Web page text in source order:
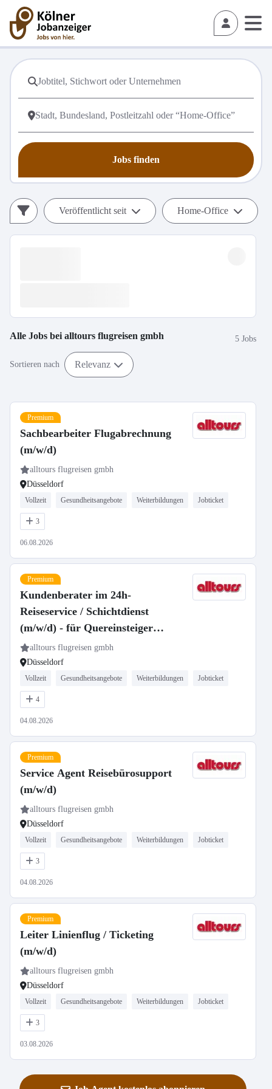
Jobs finden
Veröffentlicht seit Home-Office
Alle Jobs bei alltours flugreisen gmbh 5 Jobs
Sortieren nach Relevanz
Premium
Sachbearbeiter Flugabrechnung
(m/w/d)
alltours flugreisen gmbh
Düsseldorf
Vollzeit Gesundheitsangebote Weiterbildungen Jobticket
3
06.08.2026
Premium
Kundenberater im 24h-
Reiseservice / Schichtdienst
(m/w/d) - für Quereinsteiger
geeignet
alltours flugreisen gmbh
Düsseldorf
Vollzeit Gesundheitsangebote Weiterbildungen Jobticket
4
04.08.2026
Premium
Service Agent Reisebürosupport
(m/w/d)
alltours flugreisen gmbh
Düsseldorf
Vollzeit Gesundheitsangebote Weiterbildungen Jobticket
3
04.08.2026
Premium
Leiter Linienflug / Ticketing
(m/w/d)
alltours flugreisen gmbh
Düsseldorf
Vollzeit Gesundheitsangebote Weiterbildungen Jobticket
3
03.08.2026